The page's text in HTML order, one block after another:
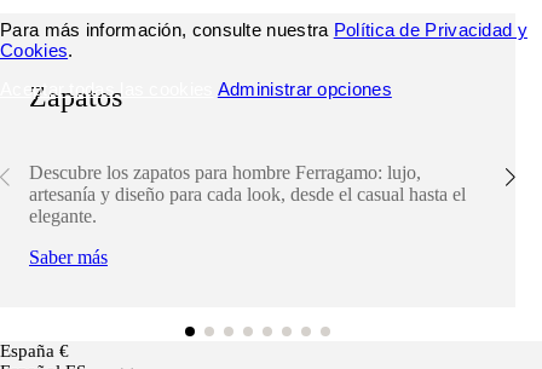
Zapatos
Descubre los zapatos para hombre Ferragamo: lujo,
artesanía y diseño para cada look, desde el casual hasta el
elegante.
Saber más
España €
Para más información, consulte nuestra Política de Privacidad y
Cookies.
Aceptar todas las cookies
Administrar opciones